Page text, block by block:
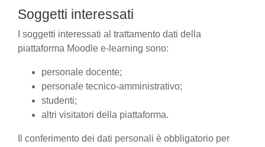
Soggetti interessati
I soggetti interessati al trattamento dati della
piattaforma Moodle e-learning sono:
personale docente;
personale tecnico-amministrativo;
studenti;
altri visitatori della piattaforma.
Il conferimento dei dati personali è obbligatorio per